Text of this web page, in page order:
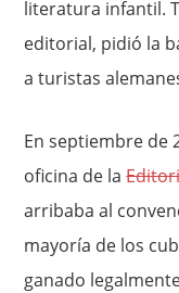
literatura infantil.
editorial, pidió la
a turistas
En septiembre de
oficina de la
arribaba al
mayoría de los
ganado